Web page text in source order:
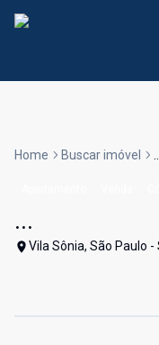
Home Buscar imóvel
...
Vila Sônia, São Paulo -